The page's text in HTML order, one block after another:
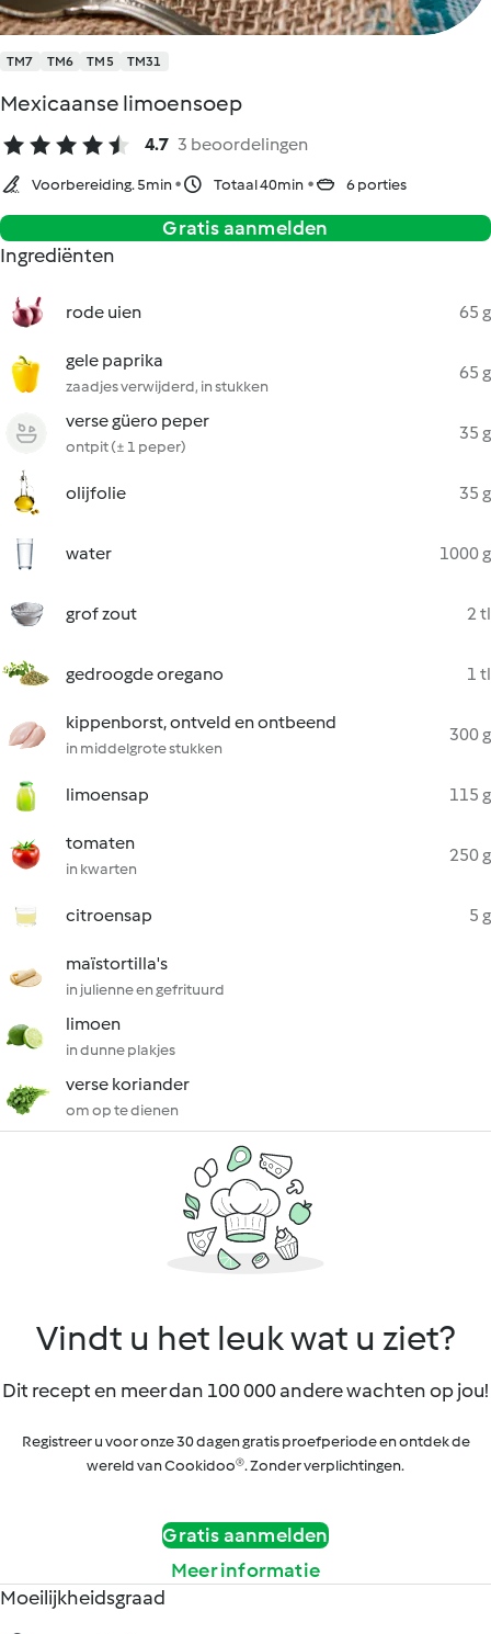
TM7 TM6 TM5 TM31
Mexicaanse limoensoep
4.7 3 beoordelingen
Voorbereiding. 5min Totaal 40min 6 porties
Gratis aanmelden
Ingrediënten
rode uien 65 g
gele paprika
zaadjes verwijderd, in stukken
65 g
verse güero peper
ontpit (± 1 peper)
35 g
olijfolie 35 g
water 1000 g
grof zout 2 tl
gedroogde oregano 1 tl
kippenborst, ontveld en ontbeend
in middelgrote stukken
300 g
limoensap 115 g
tomaten
in kwarten
250 g
citroensap 5 g
maïstortilla's
in julienne en gefrituurd
limoen
in dunne plakjes
verse koriander
om op te dienen
Vindt u het leuk wat u ziet?
Dit recept en meer dan 100 000 andere wachten op jou!
Registreer u voor onze 30 dagen gratis proefperiode en ontdek de
wereld van Cookidoo®. Zonder verplichtingen.
Gratis aanmelden
Meer informatie
Moeilijkheidsgraad